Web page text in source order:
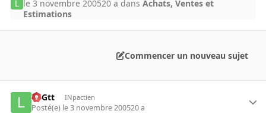
le 3 novembre 200520 a dansAchats, Ventes et
Estimations
Commencer un nouveau sujet
LoGtt INpactien
Posté(e) le 3 novembre 200520 a